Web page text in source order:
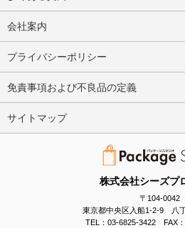
株式会社シーズプ
〒104-0042
東京都中央区入船1-2-9 八
TEL：03-6825-3422 FAX
会社案内
プライバシーポリシー
免責事項および不良品の定義
サイトマップ